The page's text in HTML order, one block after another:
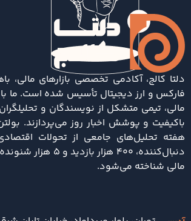
دلتا کالج، آکادمی تخصصی بازارهای
فارکس و ارز دیجیتال تأسیس شده است. ما با
مالی، تیمی متشکل از نویسندگان و
باکیفیت و پوشش اخبار روز می‌پردازند.
دنبال‌کننده، ۴۰۰
مالی شناخته می‌شود.